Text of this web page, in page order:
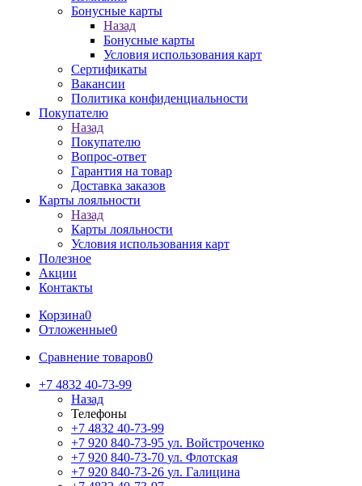
Бонусные карты
Назад
Бонусные карты
Условия использования карт
Сертификаты
Вакансии
Политика конфиденциальности
Покупателю
Назад
Покупателю
Вопрос-ответ
Гарантия на товар
Доставка заказов
Карты лояльности
Назад
Карты лояльности
Условия использования карт
Полезное
Акции
Контакты
Корзина0
Отложенные0
Сравнение товаров0
+7 4832 40-73-99
Назад
Телефоны
+7 4832 40-73-99
+7 920 840-73-95 ул. Войстроченко
+7 920 840-73-70 ул. Флотская
+7 920 840-73-26 ул. Галицина